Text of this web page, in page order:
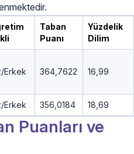
Taban
Puanı
Yüzdelik
Dilim
Erkek 364,7622 16,99
Erkek 356,0184 18,69
Puanları ve